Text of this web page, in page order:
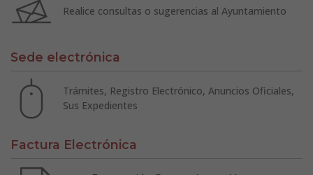
Realice consultas o sugerencias al Ayuntamiento
Sede electrónica
Trámites, Registro Electrónico, Anuncios Oficiales,
Sus Expedientes
Factura Electrónica